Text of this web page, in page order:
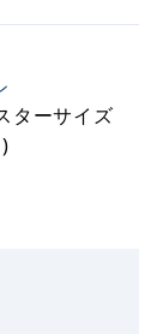
ターサイズ